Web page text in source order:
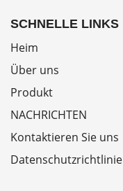
SCHNELLE LINKS
Heim
Über uns
Produkt
NACHRICHTEN
Kontaktieren Sie uns
Datenschutzrichtlinie